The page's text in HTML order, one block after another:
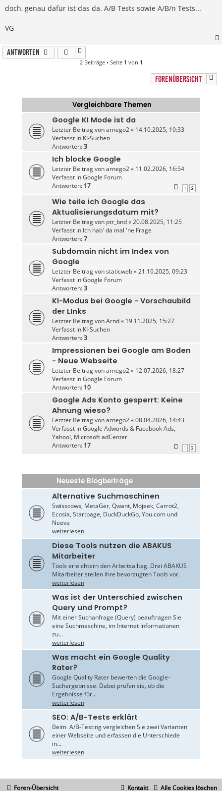
doch, genau dafür ist das da. A/B Tests sowie A/B/n Tests...
VG
Antworten
2 Beiträge • Seite 1 von 1
FORENÜBERSICHT
Vergleichbare Themen
Google KI Mode ist da
Letzter Beitrag vonarnego2« 14.10.2025, 19:33
Verfasst in KI-Suchen
Antworten:3
Ich blocke Google
Letzter Beitrag vonarnego2« 11.02.2026, 16:54
Verfasst inGoogle Forum
Antworten: 17 1 2
Wie teile ich Google das
Aktualisierungsdatum mit?
Letzter Beitrag von ptr_bnd«20.08.2025, 11:25
Verfasst in Ich hab' da mal 'ne Frage
Antworten:7
Subdomain nicht im Index von
Google
Letzter Beitrag vonstaticweb«21.10.2025, 09:23
Verfasst inGoogle Forum
Antworten:3
KI-Modus bei Google - Vorschaubild
der LInks
Letzter Beitrag vonArnd« 19.11.2025, 15:27
Verfasst in KI-Suchen
Antworten:3
Impressionen bei Google am Boden
- Neue Webseite
Letzter Beitrag vonarnego2« 12.07.2026, 18:27
Verfasst inGoogle Forum
Antworten: 10
Google Ads Konto gesperrt: Keine
Ahnung wieso?
Letzter Beitrag vonarnego2«08.04.2026, 14:43
Verfasst inGoogle Adwords & Facebook Ads,
Yahoo!, Microsoft adCenter
Antworten: 17 1 2
Neueste Blogbeiträge
Alternative Suchmaschinen
Swisscows, MetaGer, Qwant, Mojeek, Carrot2,
Ecosia, Startpage, DuckDuckGo, You.com und
Neeva
weiterlesen
Diese Tools nutzen die ABAKUS
Mitarbeiter
Tools erleichtern den Arbeitsalltag. Drei ABAKUS
Mitarbeiter stellen ihre bevorzugten Tools vor.
weiterlesen
Was ist der Unterschied zwischen
Query und Prompt?
Mit einer Suchanfrage (Query) beauftragen Sie
eine Suchmaschine, im Internet Informationen
zu...
weiterlesen
Was macht ein Google Quality
Rater?
Google Quality Rater bewerten die Google-
Suchergebnisse. Dabei prüfen sie, ob die
Ergebnisse für...
weiterlesen
SEO: A/B-Tests erklärt
Beim A/B-Testing vergleichen Sie zwei Varianten
einer Webseite und erfassen die Unterschiede
in...
weiterlesen
Foren-Übersicht Alle Cookies löschen
Kontakt